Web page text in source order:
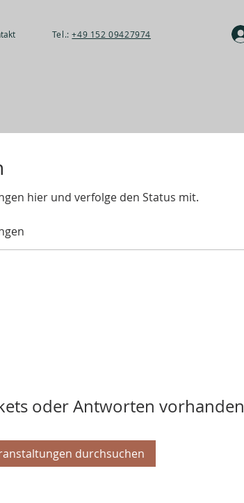
Tel.:+49 152 09427974
hier und verfolge den Status mit.
oder Antworten vorhanden
durchsuchen